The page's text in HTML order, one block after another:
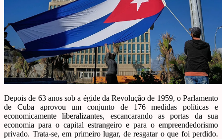
Depois de 63 anos sob a égide da Revolução de 1959, o Parlamento
de Cuba aprovou um conjunto de 176 medidas políticas e
economicamente liberalizantes, escancarando as portas da sua
economia para o capital estrangeiro e para o empreendedorismo
privado. Trata-se, em primeiro lugar, de resgatar o que foi perdido.